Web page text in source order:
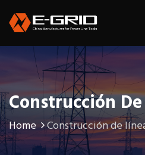
Construcción
Home Construcción de